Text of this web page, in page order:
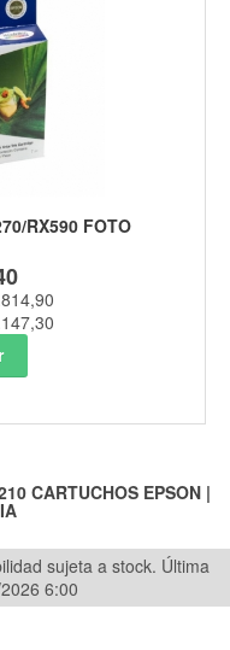
RX590 FOTO
CARTUCHOS EPSON |
sujeta a stock. Última
6:00